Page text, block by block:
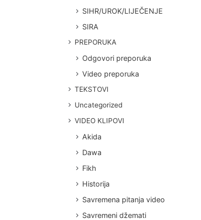
SIHR/UROK/LIJEČENJE
SIRA
PREPORUKA
Odgovori preporuka
Video preporuka
TEKSTOVI
Uncategorized
VIDEO KLIPOVI
Akida
Dawa
Fikh
Historija
Savremena pitanja video
Savremeni džemati